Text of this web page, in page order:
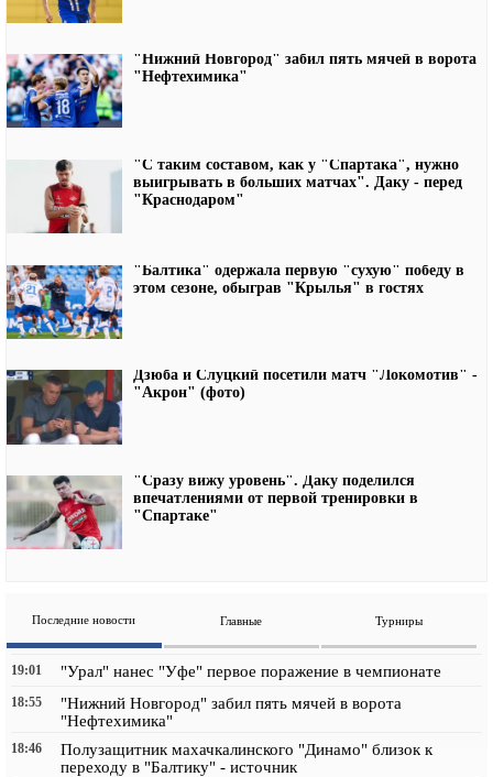
"Нижний Новгород" забил пять мячей в ворота
"Нефтехимика"
"С таким составом, как у "Спартака", нужно
выигрывать в больших матчах". Даку - перед
"Краснодаром"
"Балтика" одержала первую "сухую" победу в
этом сезоне, обыграв "Крылья" в гостях
Дзюба и Слуцкий посетили матч "Локомотив" -
"Акрон" (фото)
"Сразу вижу уровень". Даку поделился
впечатлениями от первой тренировки в
"Спартаке"
Последние новости Главные Турниры
19:01 "Урал" нанес "Уфе" первое поражение в чемпионате
18:55
"Нижний Новгород" забил пять мячей в ворота
"Нефтехимика"
18:46
Полузащитник махачкалинского "Динамо" близок к
переходу в "Балтику" - источник